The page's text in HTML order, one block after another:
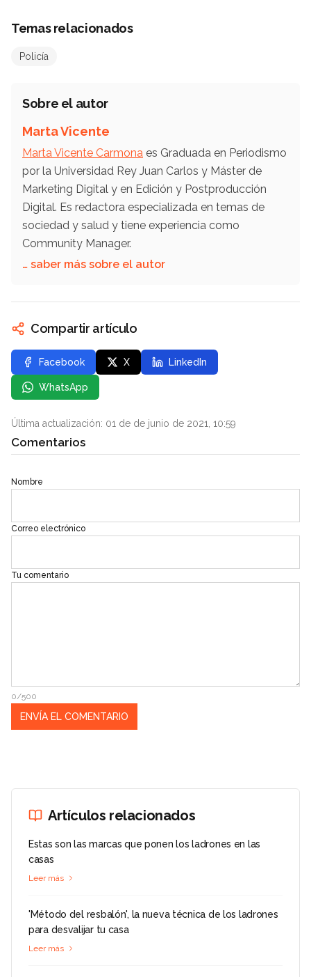
Temas relacionados
Policía
Sobre el autor
Marta Vicente
Marta Vicente Carmona es Graduada en Periodismo
por la Universidad Rey Juan Carlos y Máster de
Marketing Digital y en Edición y Postproducción
Digital. Es redactora especializada en temas de
sociedad y salud y tiene experiencia como
Community Manager.
… saber más sobre el autor
Compartir artículo
Facebook X LinkedIn
WhatsApp
Última actualización: 01 de de junio de 2021, 10:59
Comentarios
Nombre
Correo electrónico
Tu comentario
0/500
Artículos relacionados
Estas son las marcas que ponen los ladrones en las
casas
Leer más
'Método del resbalón', la nueva técnica de los ladrones
para desvalijar tu casa
Leer más